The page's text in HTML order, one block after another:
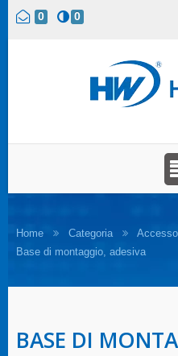
0 0
Home Categoria
Base di montaggio, adesiva
BASE DI